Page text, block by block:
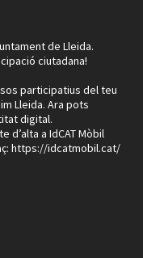
de Lleida.
ciutadana!
participatius del teu
Lleida. Ara pots
digital.
d’alta a IdCAT Mòbil
https://idcatmobil.cat/